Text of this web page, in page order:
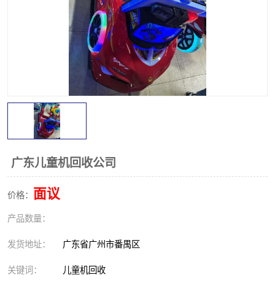
广东儿童机回收公司
价格： 面议
产品数量：
发货地址： 广东省广州市番禺区
关键词： 儿童机回收